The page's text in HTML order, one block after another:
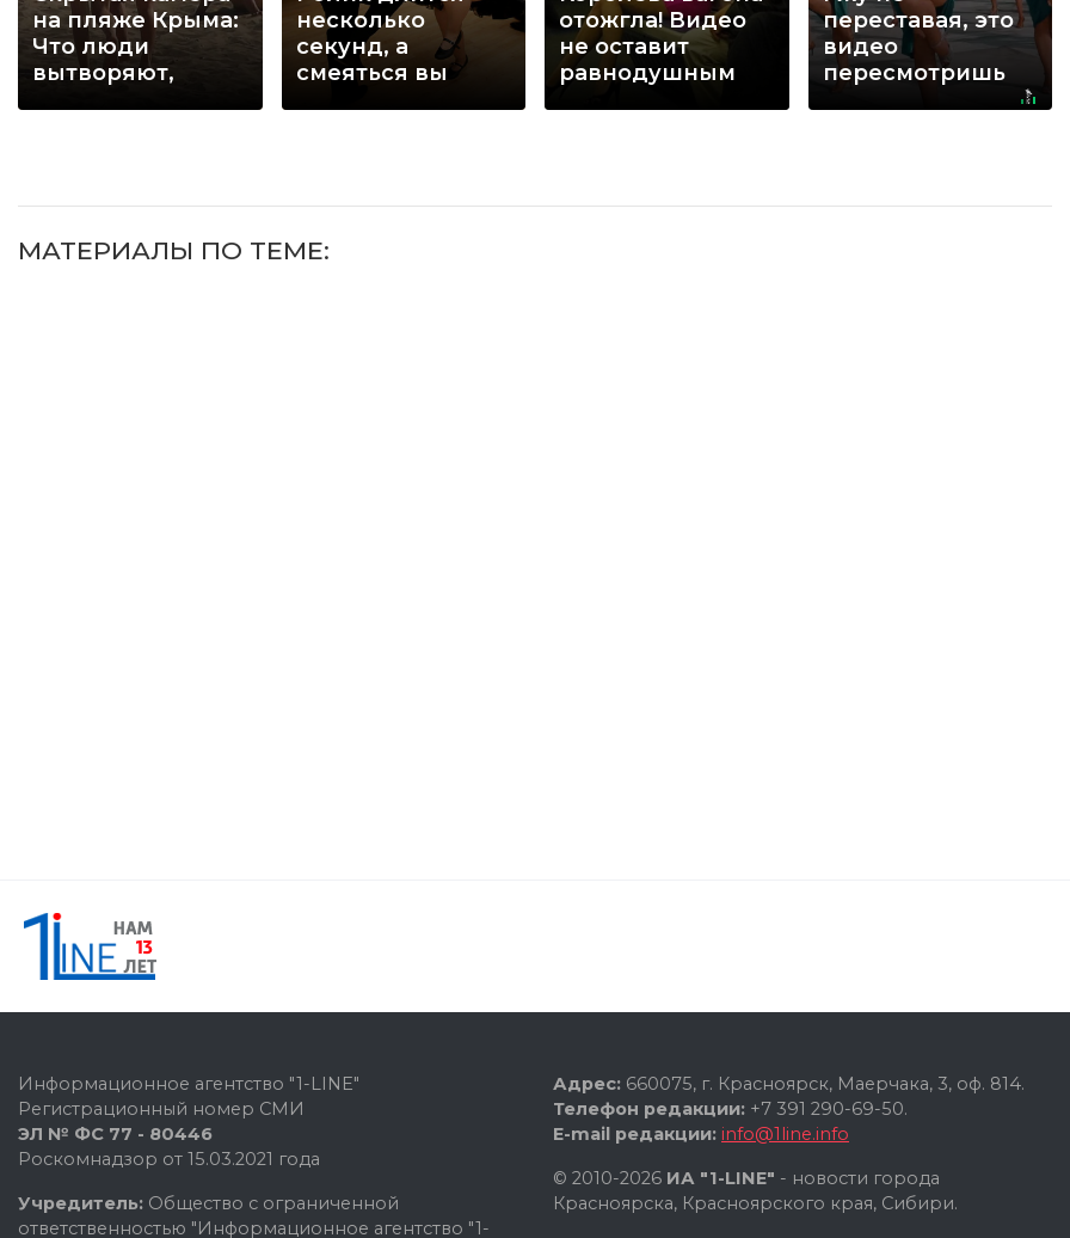
на пляже Крыма:
Что люди
вытворяют,
несколько
секунд, а
смеяться вы
отожгла! Видео
не оставит
равнодушным
переставая, это
видео
пересмотришь
МАТЕРИАЛЫ ПО ТЕМЕ:
Информационное агентство "1-LINE"
Регистрационный номер СМИ
ЭЛ № ФС 77 - 80446
Роскомнадзор от 15.03.2021 года
Учредитель: Общество с ограниченной
ответственностью "Информационное агентство "1-
Адрес: 660075, г. Красноярск, Маерчака, 3, оф. 814.
Телефон редакции: +7 391 290-69-50.
E-mail редакции: info@1line.info
© 2010-2026 ИА "1-LINE" - новости города
Красноярска, Красноярского края, Сибири.